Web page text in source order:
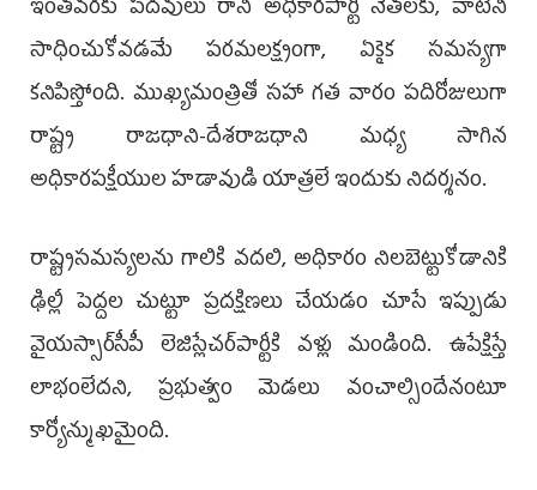
ఇంతవరకు పదవులు రాని అధికారపార్టీ నేతలకు, వాటిని
సాధించుకోవడమే పరమలక్ష్యంగా, ఏకైక సమస్యగా
కనిపిస్తోంది. ముఖ్యమంత్రితో సహా గత వారం పదిరోజులుగా
రాష్ట్ర రాజధాని-దేశరాజధాని మధ్య సాగిన
అధికారపక్షీయుల హడావుడి యాత్రలే ఇందుకు నిదర్శనం.
రాష్ట్రసమస్యలను గాలికి వదలి, అధికారం నిలబెట్టుకోడానికి
ఢిల్లీ పెద్దల చుట్టూ ప్రదక్షిణలు చేయడం చూసే ఇప్పుడు
వైయస్సార్‌సీపీ లెజిస్లేచర్‌పార్టీకి వళ్లు మండింది. ఉపేక్షిస్తే
లాభంలేదని, ప్రభుత్వం మెడలు వంచాల్సిందేనంటూ
కార్యోన్ముఖమైంది.